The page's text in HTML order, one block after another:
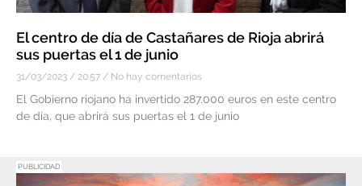
El centro de día de Castañares de Rioja abrirá
sus puertas el 1 de junio
31/03/2023 20:57 No hay comentarios
El Gobierno riojano ha invertido 287.000 euros en este centro
de día, que abrirá sus puertas el 1 de junio
PUBLICIDAD